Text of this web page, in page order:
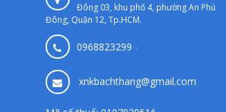
Đông 03, khu phố 4, phường An Phú
Đông, Quận 12, Tp.HCM.
0968823299 -
xnkbachthang@gmail.com